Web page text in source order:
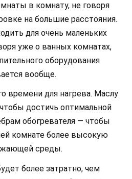
в комнату, не говоря
на большие расстояния.
для очень маленьких
уже о ванных комнатах,
оборудования
вообще.
времени для нагрева. Маслу
достичь оптимальной
обогревателя — чтобы
комнате более высокую
среды.
более затратно, чем